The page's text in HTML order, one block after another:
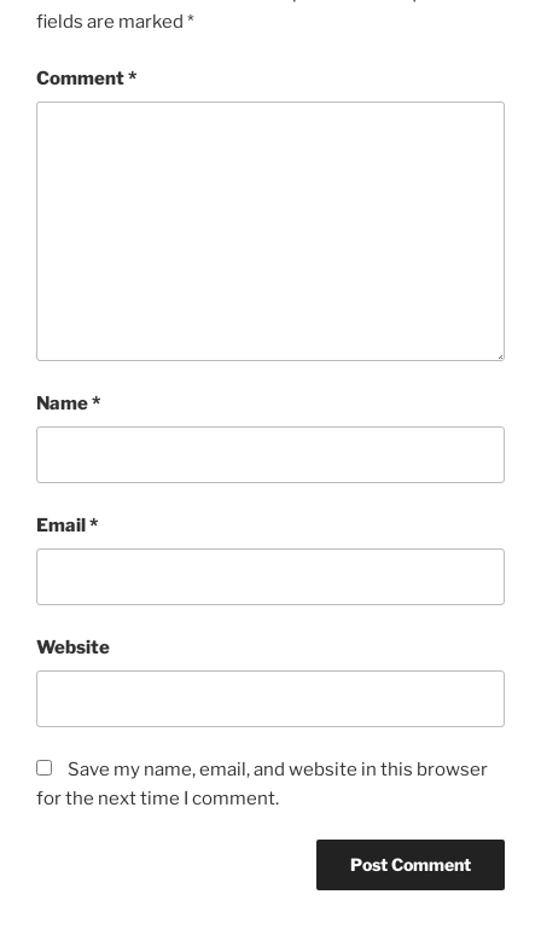
fields are marked *
Comment*
Name*
Email*
Website
Save my name, email, and website in this browser
for the next time I comment.